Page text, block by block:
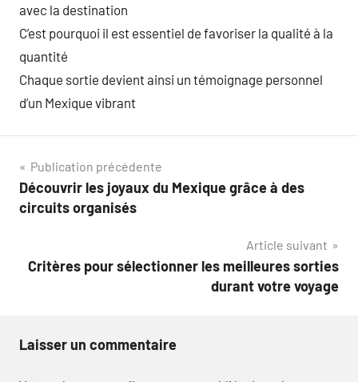
avec la destination
C’est pourquoi il est essentiel de favoriser la qualité à la
quantité
Chaque sortie devient ainsi un témoignage personnel
d’un Mexique vibrant
Navigation
de
Publication précédente
Découvrir les joyaux du Mexique grâce à des
circuits organisés
Article suivant
Critères pour sélectionner les meilleures sorties
durant votre voyage
Laisser un commentaire